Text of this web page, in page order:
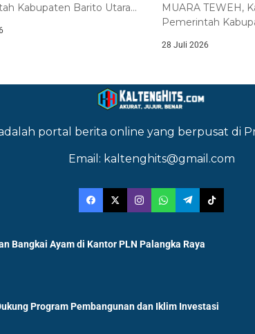
Kabupaten Barito Utara
MUARA TEWEH,
Pemerintah
28 Juli 2026
portal berita online yang berpusat di
Email: kaltenghits@gmail.com
Bangkai Ayam di Kantor PLN Palangka Raya
Program Pembangunan dan Iklim Investasi